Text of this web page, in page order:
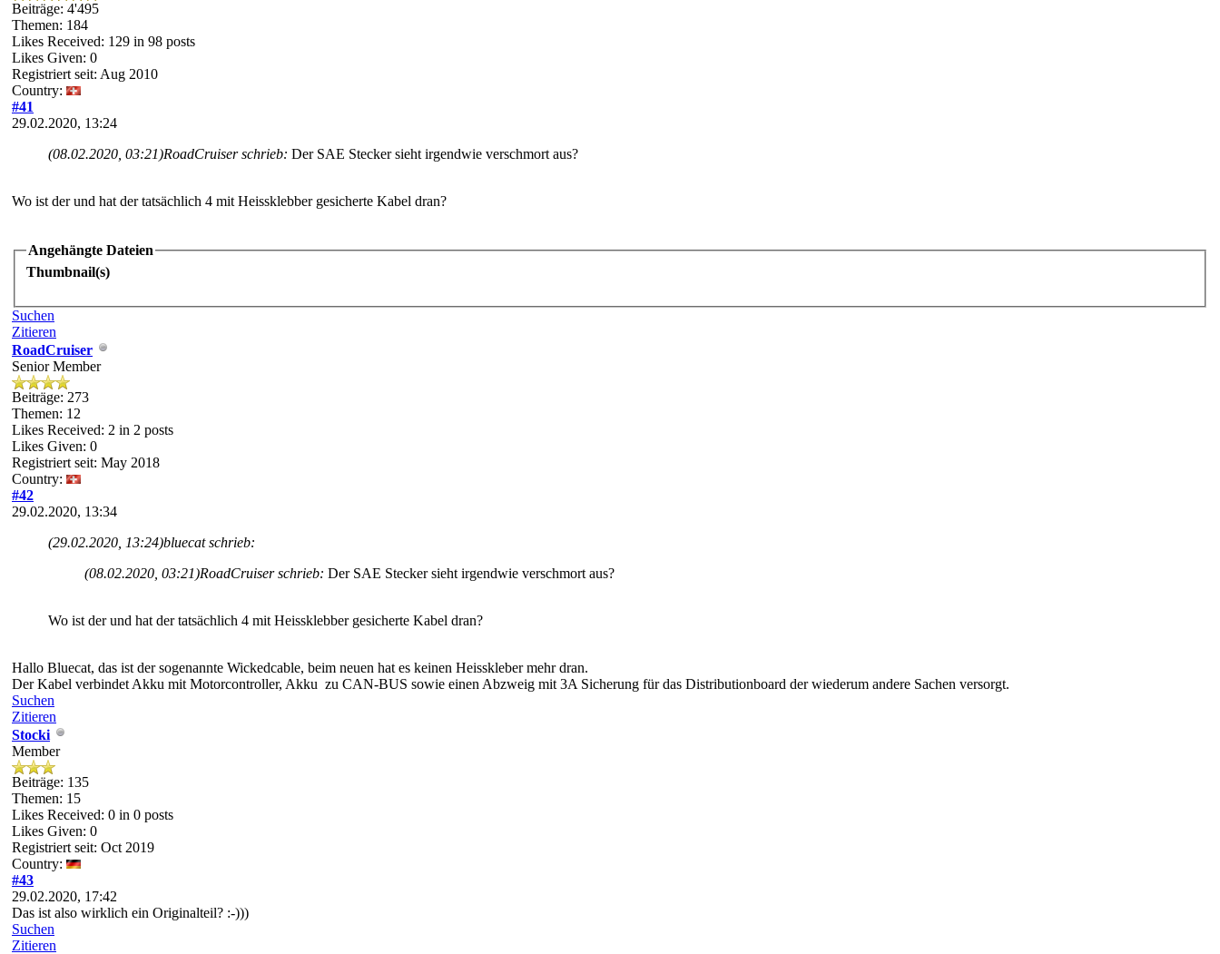
Beiträge: 4'495
Themen: 184
Likes Received: 129 in 98 posts
Likes Given: 0
Registriert seit: Aug 2010
Country:
#41
29.02.2020, 13:24
(08.02.2020, 03:21)RoadCruiser schrieb: Der SAE Stecker sieht irgendwie verschmort aus?
Wo ist der und hat der tatsächlich 4 mit Heissklebber gesicherte Kabel dran?
Angehängte Dateien
Thumbnail(s)
Suchen
Zitieren
RoadCruiser
Senior Member
Beiträge: 273
Themen: 12
Likes Received: 2 in 2 posts
Likes Given: 0
Registriert seit: May 2018
Country:
#42
29.02.2020, 13:34
(29.02.2020, 13:24)bluecat schrieb:
(08.02.2020, 03:21)RoadCruiser schrieb: Der SAE Stecker sieht irgendwie verschmort aus?
Wo ist der und hat der tatsächlich 4 mit Heissklebber gesicherte Kabel dran?
Hallo Bluecat, das ist der sogenannte Wickedcable, beim neuen hat es keinen Heisskleber mehr dran.
Der Kabel verbindet Akku mit Motorcontroller, Akku zu CAN-BUS sowie einen Abzweig mit 3A Sicherung für das Distributionboard der wiederum andere Sachen versorgt.
Suchen
Zitieren
Stocki
Member
Beiträge: 135
Themen: 15
Likes Received: 0 in 0 posts
Likes Given: 0
Registriert seit: Oct 2019
Country:
#43
29.02.2020, 17:42
Das ist also wirklich ein Originalteil? :-)))
Suchen
Zitieren